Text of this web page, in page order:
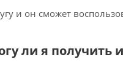
и он сможет
ли я получить